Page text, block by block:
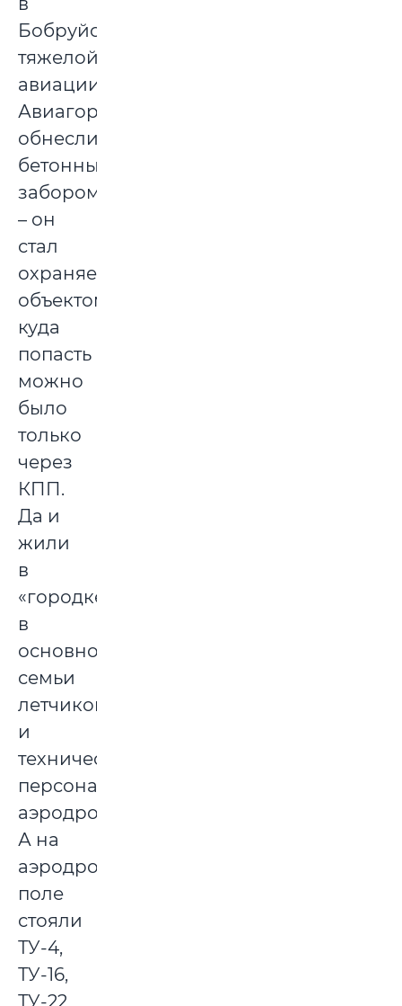
Бобруйск
тяжелой
авиации
Авиагородок
обнесли
бетонным
забором
– он
стал
охраняемым
объектом,
куда
попасть
можно
было
только
через
КПП.
Да и
жили
в
«городке»
в
основном
семьи
летчиков
и
технического
персонала
аэродрома.
А на
аэродромном
поле
стояли
ТУ-4,
ТУ-16,
ТУ-22